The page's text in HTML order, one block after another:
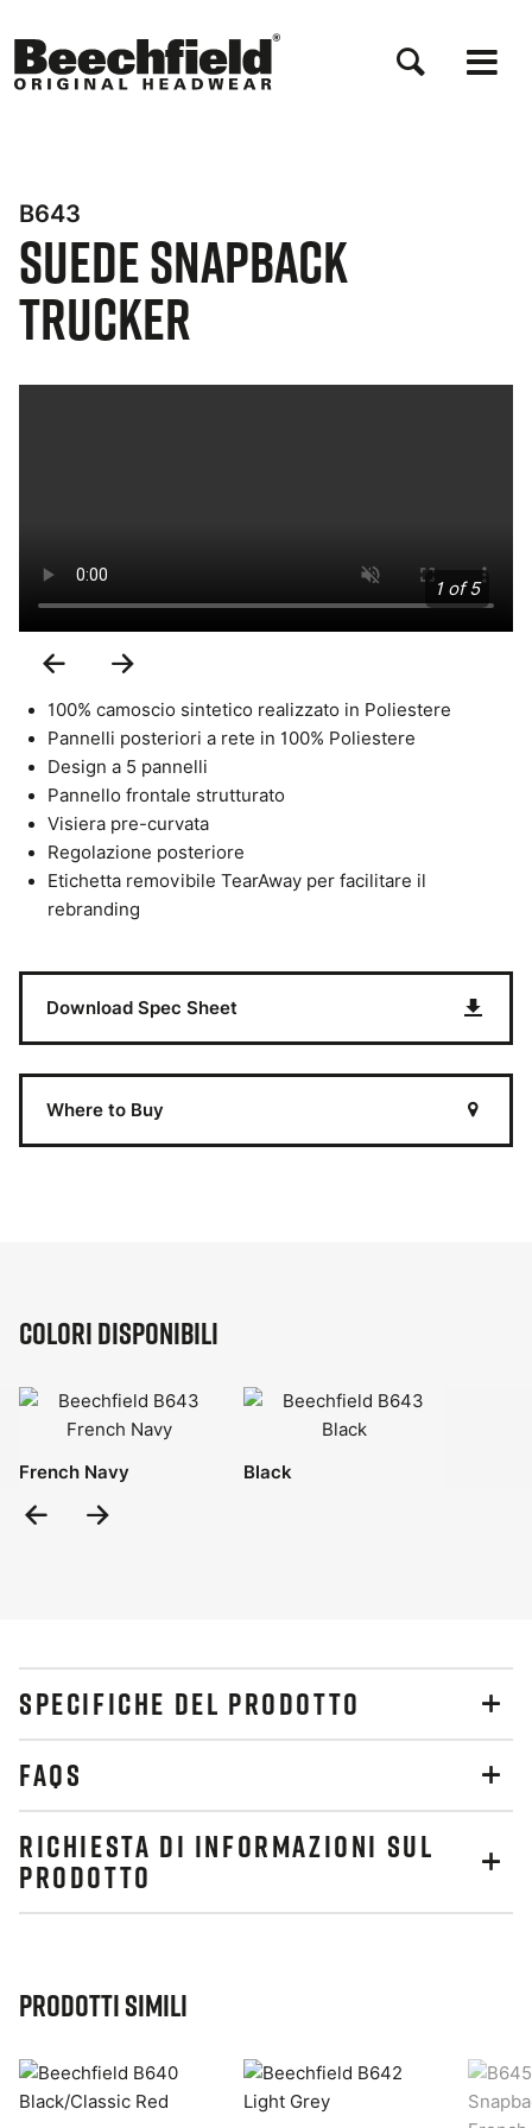
contenuto
B643
Suede Snapback
Trucker
1 of 5
Previous
Slide Slide
100% camoscio sintetico realizzato in Poliestere
Pannelli posteriori a rete in 100% Poliestere
Design a 5 pannelli
Pannello frontale strutturato
Visiera pre-curvata
Regolazione posteriore
Etichetta removibile TearAway per facilitare il
rebranding
Download Spec Sheet
Where to Buy
Colori disponibili
French Navy Black
Previous
SPECIFICHE DEL PRODOTTO
FAQS
RICHIESTA DI INFORMAZIONI SUL
PRODOTTO
Prodotti simili